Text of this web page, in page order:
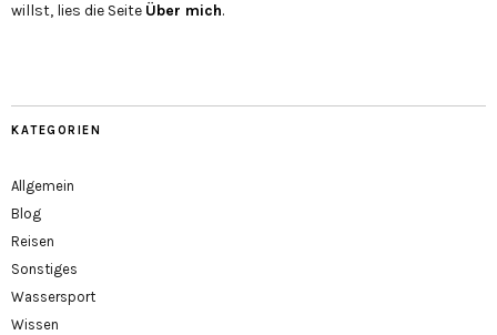
willst, lies die Seite Über mich.
KATEGORIEN
Allgemein
Blog
Reisen
Sonstiges
Wassersport
Wissen